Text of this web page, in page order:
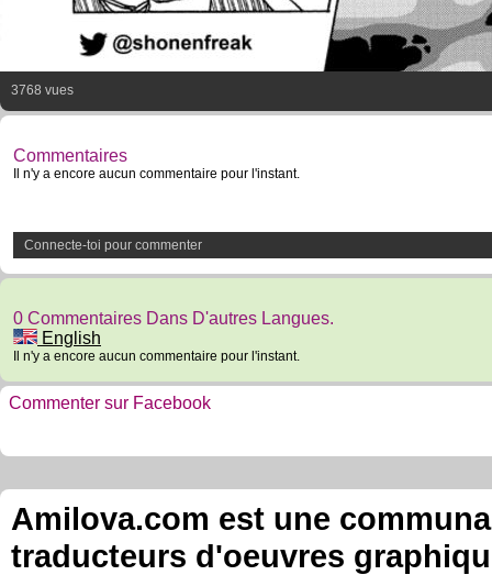
3768 vues
Commentaires
Il n'y a encore aucun commentaire pour l'instant.
Connecte-toi pour commenter
0 Commentaires Dans D'autres Langues.
English
Il n'y a encore aucun commentaire pour l'instant.
Commenter sur Facebook
Amilova.com est une
traducteurs d'oeuvres